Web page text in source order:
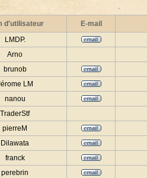
d'utilisateur
E-mail
LMDP.
Arno
brunob
LM
nanou
TraderStf
pierreM
Dilawata
franck
perebrin